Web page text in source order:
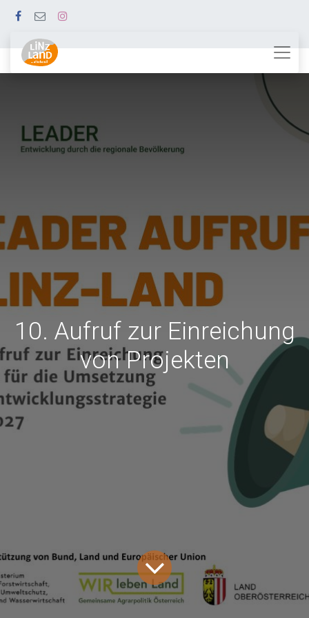
10. Aufruf zur Einreichung
von Projekten